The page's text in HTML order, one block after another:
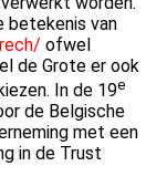
betekenis van
ofwel
de Grote er ook
In de 19e
de Belgische
met een
in de Trust